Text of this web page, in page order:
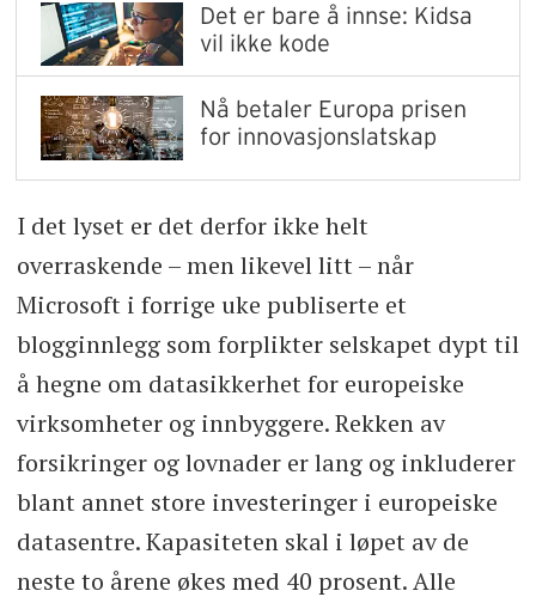
Det er bare å innse: Kidsa
vil ikke kode
Nå betaler Europa prisen
for innovasjonslatskap
I det lyset er det derfor ikke helt
overraskende – men likevel litt – når
Microsoft i forrige uke publiserte et
blogginnlegg som forplikter selskapet dypt til
å hegne om datasikkerhet for europeiske
virksomheter og innbyggere. Rekken av
forsikringer og lovnader er lang og inkluderer
blant annet store investeringer i europeiske
datasentre. Kapasiteten skal i løpet av de
neste to årene økes med 40 prosent. Alle